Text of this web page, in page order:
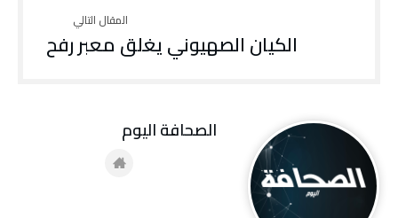
الكيان الصهيوني يغلق معبر رفح